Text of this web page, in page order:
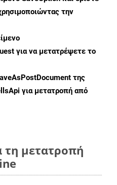
την
για να μετατρέψετε το
της
για μετατροπή από
μετατροπή